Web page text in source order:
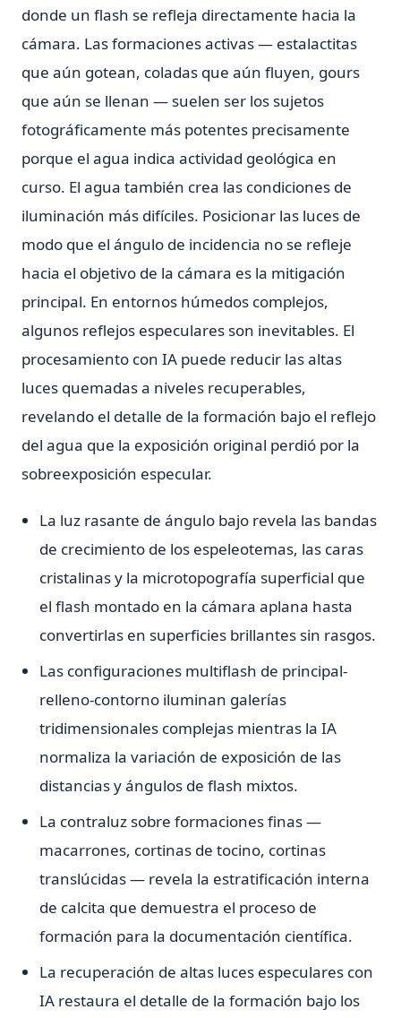
donde un flash se refleja directamente hacia la
cámara. Las formaciones activas — estalactitas
que aún gotean, coladas que aún fluyen, gours
que aún se llenan — suelen ser los sujetos
fotográficamente más potentes precisamente
porque el agua indica actividad geológica en
curso. El agua también crea las condiciones de
iluminación más difíciles. Posicionar las luces de
modo que el ángulo de incidencia no se refleje
hacia el objetivo de la cámara es la mitigación
principal. En entornos húmedos complejos,
algunos reflejos especulares son inevitables. El
procesamiento con IA puede reducir las altas
luces quemadas a niveles recuperables,
revelando el detalle de la formación bajo el reflejo
del agua que la exposición original perdió por la
sobreexposición especular.
La luz rasante de ángulo bajo revela las bandas
de crecimiento de los espeleotemas, las caras
cristalinas y la microtopografía superficial que
el flash montado en la cámara aplana hasta
convertirlas en superficies brillantes sin rasgos.
Las configuraciones multiflash de principal-
relleno-contorno iluminan galerías
tridimensionales complejas mientras la IA
normaliza la variación de exposición de las
distancias y ángulos de flash mixtos.
La contraluz sobre formaciones finas —
macarrones, cortinas de tocino, cortinas
translúcidas — revela la estratificación interna
de calcita que demuestra el proceso de
formación para la documentación científica.
La recuperación de altas luces especulares con
IA restaura el detalle de la formación bajo los